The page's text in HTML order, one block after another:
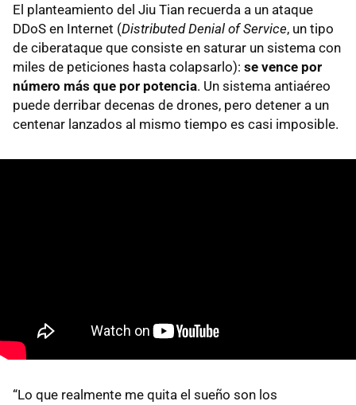
El planteamiento del Jiu Tian recuerda a un ataque
DDoS en Internet (Distributed Denial of Service, un tipo
de ciberataque que consiste en saturar un sistema con
miles de peticiones hasta colapsarlo): se vence por
número más que por potencia. Un sistema antiaéreo
puede derribar decenas de drones, pero detener a un
centenar lanzados al mismo tiempo es casi imposible.
“Lo que realmente me quita el sueño son los